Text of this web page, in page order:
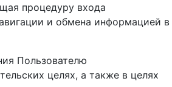
процедуру входа
и обмена информацией в
Пользователю
целях, а также в целях